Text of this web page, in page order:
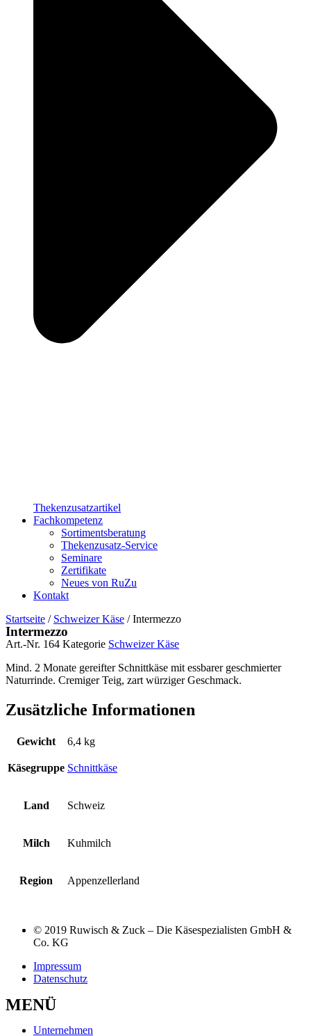
Thekenzusatzartikel
Fachkompetenz
Sortimentsberatung
Thekenzusatz-Service
Seminare
Zertifikate
Neues von RuZu
Kontakt
Startseite / Schweizer Käse / Intermezzo
Intermezzo
Art.-Nr. 164 Kategorie Schweizer Käse
Mind. 2 Monate gereifter Schnittkäse mit essbarer geschmierter
Naturrinde. Cremiger Teig, zart würziger Geschmack.
Zusätzliche Informationen
Gewicht 6,4 kg
Käsegruppe Schnittkäse
Land Schweiz
Milch Kuhmilch
Region Appenzellerland
© 2019 Ruwisch & Zuck – Die Käsespezialisten GmbH &
Co. KG
Impressum
Datenschutz
MENÜ
Unternehmen